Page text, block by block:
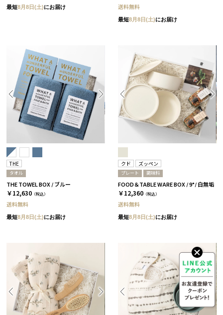
最短8月8日(土)にお届け 送料無料
最短8月8日(土)にお届け
THE
タオル
THE TOWEL BOX / ブルー
￥12,630 （税込）
送料無料
最短8月8日(土)にお届け
クド ズッペン
プレート 調味料
FOOD＆TABLE WARE BOX / 9°/ 白無垢
￥12,360 （税込）
送料無料
最短8月8日(土)にお届け